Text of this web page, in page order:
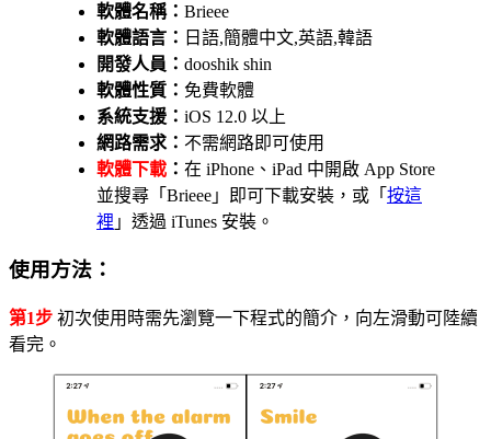
軟體名稱： Brieee
軟體語言： 日語,簡體中文,英語,韓語
開發人員： dooshik shin
軟體性質： 免費軟體
系統支援： iOS 12.0 以上
網路需求： 不需網路即可使用
軟體下載 ： 在 iPhone、iPad 中開啟 App Store
並搜尋「Brieee」即可下載安裝，或「 按這
裡 」透過 iTunes 安裝。
使用方法：
第1步 初次使用時需先瀏覽一下程式的簡介，向左滑動可陸續
看完。